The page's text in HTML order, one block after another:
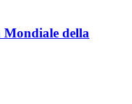
Mondiale della